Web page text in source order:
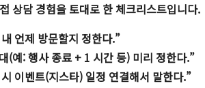
상담 경험을 토대로 한 체크리스트입니다.
언제 방문할지 정한다.”
(예: 행사 종료 + 1 시간 등) 미리 정한다.”
이벤트(지스타) 일정 연결해서 말한다.”